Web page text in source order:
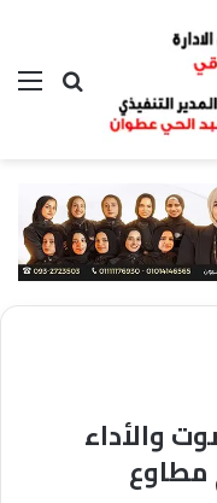
بحث عن
والأداء
مطاوع